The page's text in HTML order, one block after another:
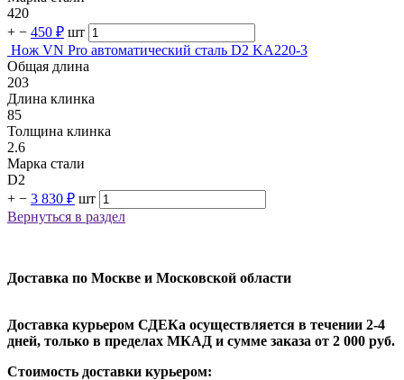
420
+ − 450 ₽ шт
Нож VN Pro автоматический сталь D2 KA220-3
Общая длина
203
Длина клинка
85
Толщина клинка
2.6
Марка стали
D2
+ − 3 830 ₽ шт
Вернуться в раздел
Доставка по Москве и Московской области
Доставка курьером СДЕКа осуществляется в течении 2-4
дней, только в пределах МКАД и сумме заказа от 2 000 руб.
Стоимость доставки курьером: